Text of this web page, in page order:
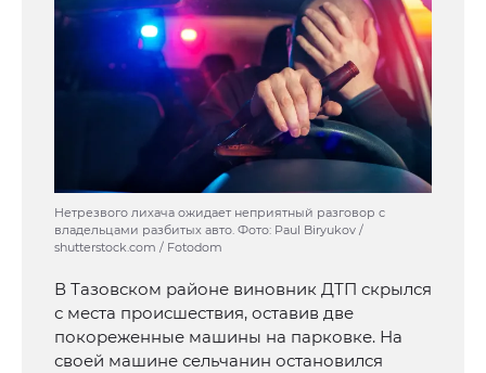
Нетрезвого лихача ожидает неприятный разговор с
владельцами разбитых авто. Фото: Paul Biryukov /
shutterstock.com / Fotodom
В Тазовском районе виновник ДТП скрылся
с места происшествия, оставив две
покореженные машины на парковке. На
своей машине сельчанин остановился